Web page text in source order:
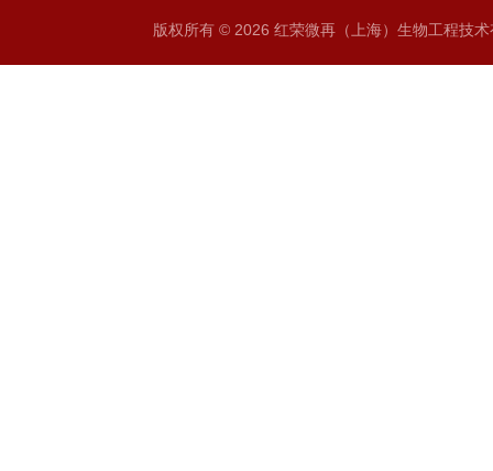
版权所有 © 2026 红荣微再（上海）生物工程技